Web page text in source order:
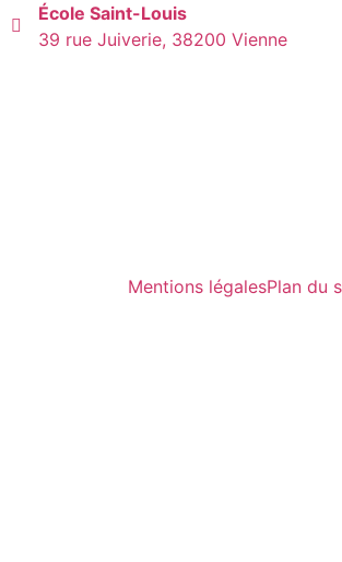
École Saint-Louis
39 rue Juiverie, 38200 Vienne
Mentions légalesPlan du